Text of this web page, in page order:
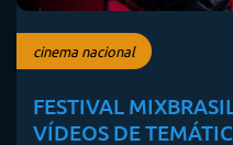
cinema nacional
FESTIVAL
VÍDEOS DE